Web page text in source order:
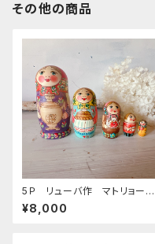
その他の商品
5Ｐ リューバ作 マトリョーシ
カ 「サモワール 赤いプラトー
¥8,000